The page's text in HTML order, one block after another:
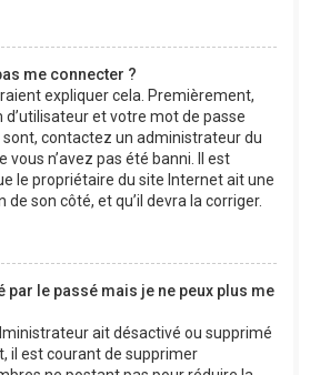
me connecter ?
expliquer cela. Premièrement,
et votre mot de passe
sont, contactez un administrateur du
n’avez pas été banni. Il est
le propriétaire du site Internet ait une
son côté, et qu’il devra la corriger.
le passé mais je ne peux plus me
ait désactivé ou supprimé
il est courant de supprimer